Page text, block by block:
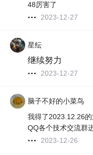
48厉害了
2023-12-27
星纭
继续努力
2023-12-27
脑子不好的小菜鸟
我得了2023.12.26
QQ各个技术交流群
2023-12-26